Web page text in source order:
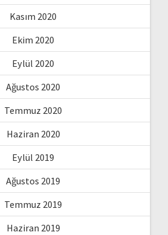
Kasım 2020
Ekim 2020
Eylül 2020
Ağustos 2020
Temmuz 2020
Haziran 2020
Eylül 2019
Ağustos 2019
Temmuz 2019
Haziran 2019